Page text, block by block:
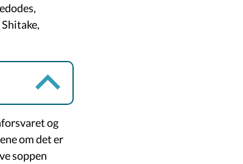
og
om det er
soppen